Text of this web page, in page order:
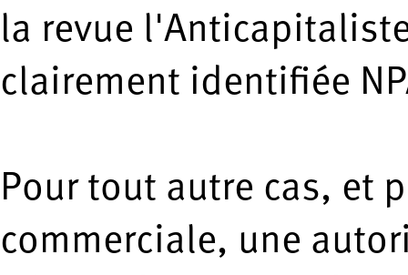
la revue
clairement identifiée
Pour tout autre cas, et
commerciale, une